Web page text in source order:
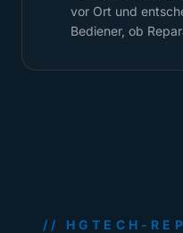
vor Ort und
Bediener, ob
// HGTECH-